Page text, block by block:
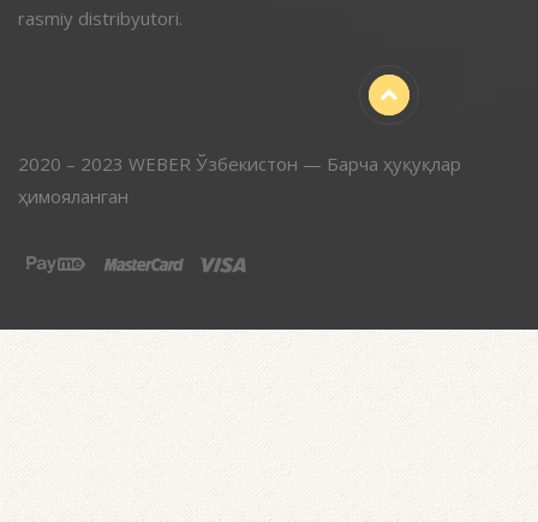
rasmiy distribyutori.
2020 – 2023 WEBER Ўзбекистон — Барча ҳуқуқлар
ҳимояланган